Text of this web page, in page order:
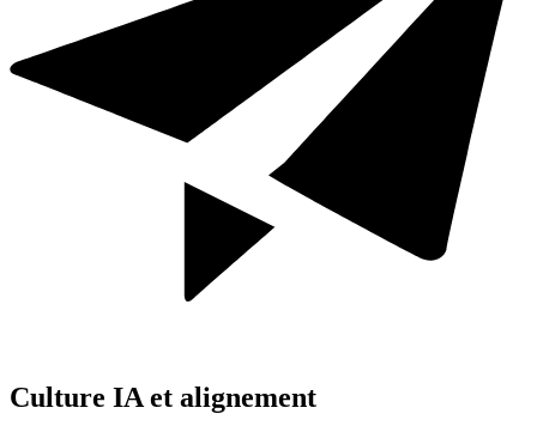
Culture IA et alignement